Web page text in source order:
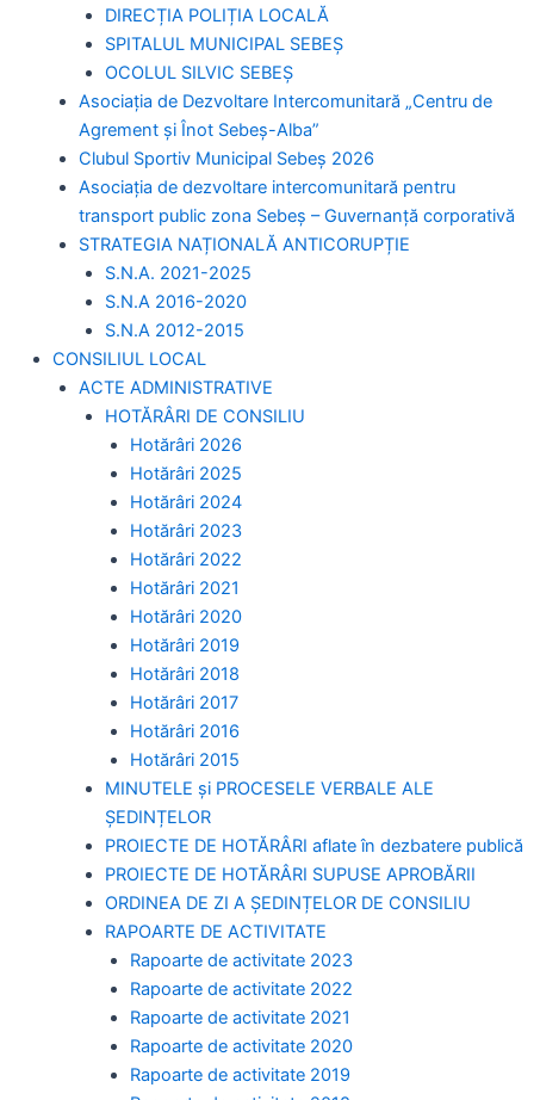
DIRECȚIA POLIȚIA LOCALĂ
SPITALUL MUNICIPAL SEBEȘ
OCOLUL SILVIC SEBEȘ
Asociația de Dezvoltare Intercomunitară „Centru de
Agrement și Înot Sebeș-Alba”
Clubul Sportiv Municipal Sebeș 2026
Asociația de dezvoltare intercomunitară pentru
transport public zona Sebeș – Guvernanță corporativă
STRATEGIA NAȚIONALĂ ANTICORUPȚIE
S.N.A. 2021-2025
S.N.A 2016-2020
S.N.A 2012-2015
CONSILIUL LOCAL
ACTE ADMINISTRATIVE
HOTĂRÂRI DE CONSILIU
Hotărâri 2026
Hotărâri 2025
Hotărâri 2024
Hotărâri 2023
Hotărâri 2022
Hotărâri 2021
Hotărâri 2020
Hotărâri 2019
Hotărâri 2018
Hotărâri 2017
Hotărâri 2016
Hotărâri 2015
MINUTELE și PROCESELE VERBALE ALE
ȘEDINȚELOR
PROIECTE DE HOTĂRÂRI aflate în dezbatere publică
PROIECTE DE HOTĂRÂRI SUPUSE APROBĂRII
ORDINEA DE ZI A ȘEDINȚELOR DE CONSILIU
RAPOARTE DE ACTIVITATE
Rapoarte de activitate 2023
Rapoarte de activitate 2022
Rapoarte de activitate 2021
Rapoarte de activitate 2020
Rapoarte de activitate 2019